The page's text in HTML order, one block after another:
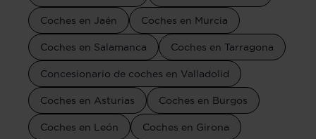
Coches en Jaén Coches en Murcia
Coches en Salamanca Coches en Tarragona
Concesionario de coches en Valladolid
Coches en Asturias Coches en Burgos
Coches en León Coches en Girona